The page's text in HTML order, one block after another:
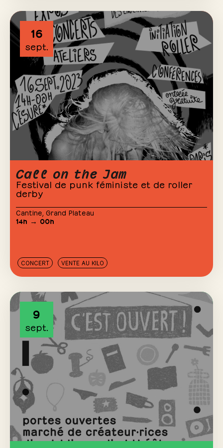
16
sept.
Call on the Jam
Festival de punk féministe et de roller
derby
Cantine Grand Plateau
14h → 00h
CONCERT VENTE AU KILO
9
sept.